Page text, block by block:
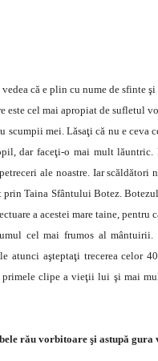
că e plin cu nume de sfinte
cel mai apropiat de sufletul
scumpii mei. Lăsaţi că nu e ceva
dar faceţi-o mai mult
ale noastre. Iar scăldători
Taina Sfântului Botez.
a acestei mare taine, pentru
cel mai frumos al mântuirii.
atunci aşteptaţi trecerea celor
clipe a vieţii lui şi mai
rău vorbitoare şi astupă